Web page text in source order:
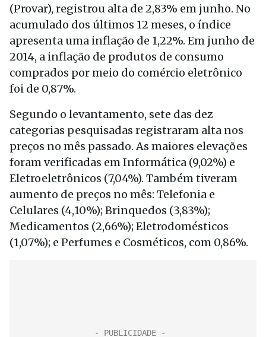
(Provar), registrou alta de 2,83% em junho. No
acumulado dos últimos 12 meses, o índice
apresenta uma inflação de 1,22%. Em junho de
2014, a inflação de produtos de consumo
comprados por meio do comércio eletrônico
foi de 0,87%.
Segundo o levantamento, sete das dez
categorias pesquisadas registraram alta nos
preços no mês passado. As maiores elevações
foram verificadas em Informática (9,02%) e
Eletroeletrônicos (7,04%). Também tiveram
aumento de preços no mês: Telefonia e
Celulares (4,10%); Brinquedos (3,83%);
Medicamentos (2,66%); Eletrodomésticos
(1,07%); e Perfumes e Cosméticos, com 0,86%.